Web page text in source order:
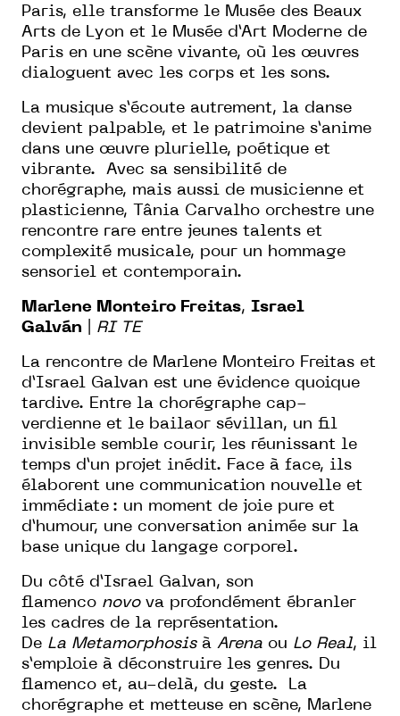
Paris, elle transforme le Musée des Beaux
Arts de Lyon et le Musée d’Art Moderne de
Paris en une scène vivante, où les œuvres
dialoguent avec les corps et les sons.
La musique s’écoute autrement, la danse
devient palpable, et le patrimoine s’anime
dans une œuvre plurielle, poétique et
vibrante. Avec sa sensibilité de
chorégraphe, mais aussi de musicienne et
plasticienne, Tânia Carvalho orchestre une
rencontre rare entre jeunes talents et
complexité musicale, pour un hommage
sensoriel et contemporain.
Marlene Monteiro Freitas, Israel
Galván
RI TE
La rencontre de Marlene Monteiro Freitas et
d’Israel Galvan est une évidence quoique
tardive. Entre la chorégraphe cap-
verdienne et le bailaor sévillan, un fil
invisible semble courir, les réunissant le
temps d’un projet inédit. Face à face, ils
élaborent une communication nouvelle et
immédiate : un moment de joie pure et
d’humour, une conversation animée sur la
base unique du langage corporel.
Du côté d’Israel Galvan, son
flamenco novova profondément ébranler
les cadres de la représentation.
De La Metamorphosisà Arena ou Lo Real, il
s’emploie à déconstruire les genres. Du
flamenco et, au-delà, du geste. La
chorégraphe et metteuse en scène, Marlene